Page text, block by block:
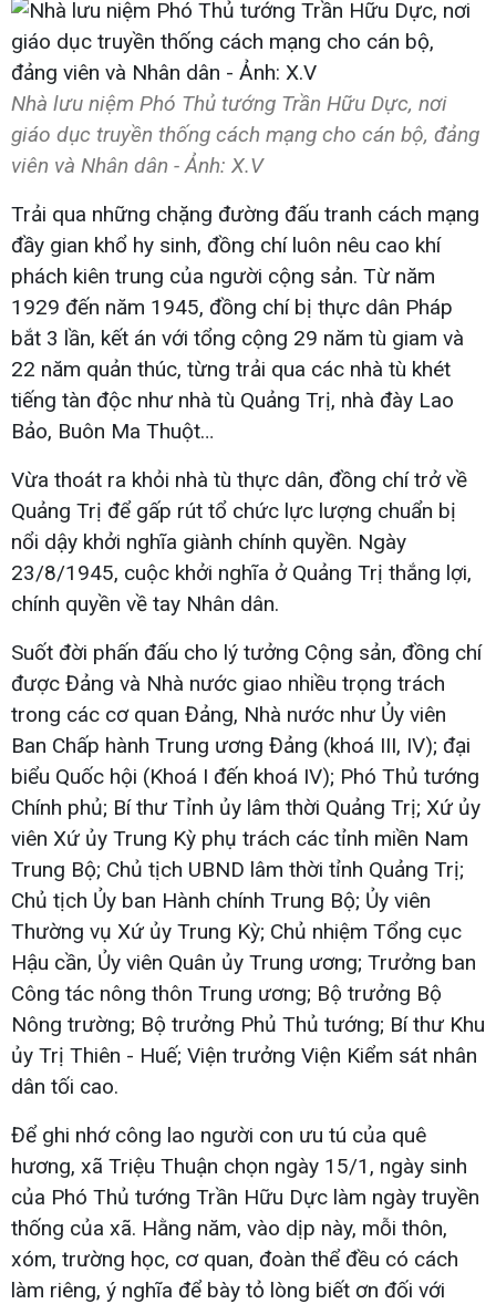
Nhà lưu niệm Phó Thủ tướng Trần Hữu Dực, nơi
giáo dục truyền thống cách mạng cho cán bộ, đảng
viên và Nhân dân - Ảnh: X.V​
Trải qua những chặng đường đấu tranh cách mạng
đầy gian khổ hy sinh, đồng chí luôn nêu cao khí
phách kiên trung của người cộng sản. Từ năm
1929 đến năm 1945, đồng chí bị thực dân Pháp
bắt 3 lần, kết án với tổng cộng 29 năm tù giam và
22 năm quản thúc, từng trải qua các nhà tù khét
tiếng tàn độc như nhà tù Quảng Trị, nhà đày Lao
Bảo, Buôn Ma Thuột…
Vừa thoát ra khỏi nhà tù thực dân, đồng chí trở về
Quảng Trị để gấp rút tổ chức lực lượng chuẩn bị
nổi dậy khởi nghĩa giành chính quyền. Ngày
23/8/1945, cuộc khởi nghĩa ở Quảng Trị thắng lợi,
chính quyền về tay Nhân dân.
Suốt đời phấn đấu cho lý tưởng Cộng sản, đồng chí
được Đảng và Nhà nước giao nhiều trọng trách
trong các cơ quan Đảng, Nhà nước như Ủy viên
Ban Chấp hành Trung ương Đảng (khoá III, IV); đại
biểu Quốc hội (Khoá I đến khoá IV); Phó Thủ tướng
Chính phủ; Bí thư Tỉnh ủy lâm thời Quảng Trị; Xứ ủy
viên Xứ ủy Trung Kỳ phụ trách các tỉnh miền Nam
Trung Bộ; Chủ tịch UBND lâm thời tỉnh Quảng Trị;
Chủ tịch Ủy ban Hành chính Trung Bộ; Ủy viên
Thường vụ Xứ ủy Trung Kỳ; Chủ nhiệm Tổng cục
Hậu cần, Ủy viên Quân ủy Trung ương; Trưởng ban
Công tác nông thôn Trung ương; Bộ trưởng Bộ
Nông trường; Bộ trưởng Phủ Thủ tướng; Bí thư Khu
ủy Trị Thiên - Huế; Viện trưởng Viện Kiểm sát nhân
dân tối cao.
Để ghi nhớ công lao người con ưu tú của quê
hương, xã Triệu Thuận chọn ngày 15/1, ngày sinh
của Phó Thủ tướng Trần Hữu Dực làm ngày truyền
thống của xã. Hằng năm, vào dịp này, mỗi thôn,
xóm, trường học, cơ quan, đoàn thể đều có cách
làm riêng, ý nghĩa để bày tỏ lòng biết ơn đối với